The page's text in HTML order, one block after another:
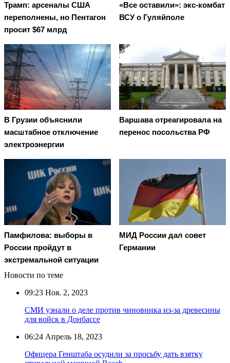
Трамп: арсеналы США
переполнены, но Пентагон
просит $67 млрд
«Все оставили»: экс-комбат
ВСУ о Гуляйполе
В Грузии объяснили
масштабное отключение
электроэнергии
Варшава отреагировала на
перенос посольства РФ
Памфилова: выборы в
России пройдут в
экстремальной ситуации
МИД России дал совет
Германии
Новости по теме
09:23 Ноя. 2, 2023
СМИ узнали о деле против чиновника из-за древесины
для войск в Донбассе
06:24 Апрель 18, 2023
Офицера Генштаба осудили за просьбу дать взятку